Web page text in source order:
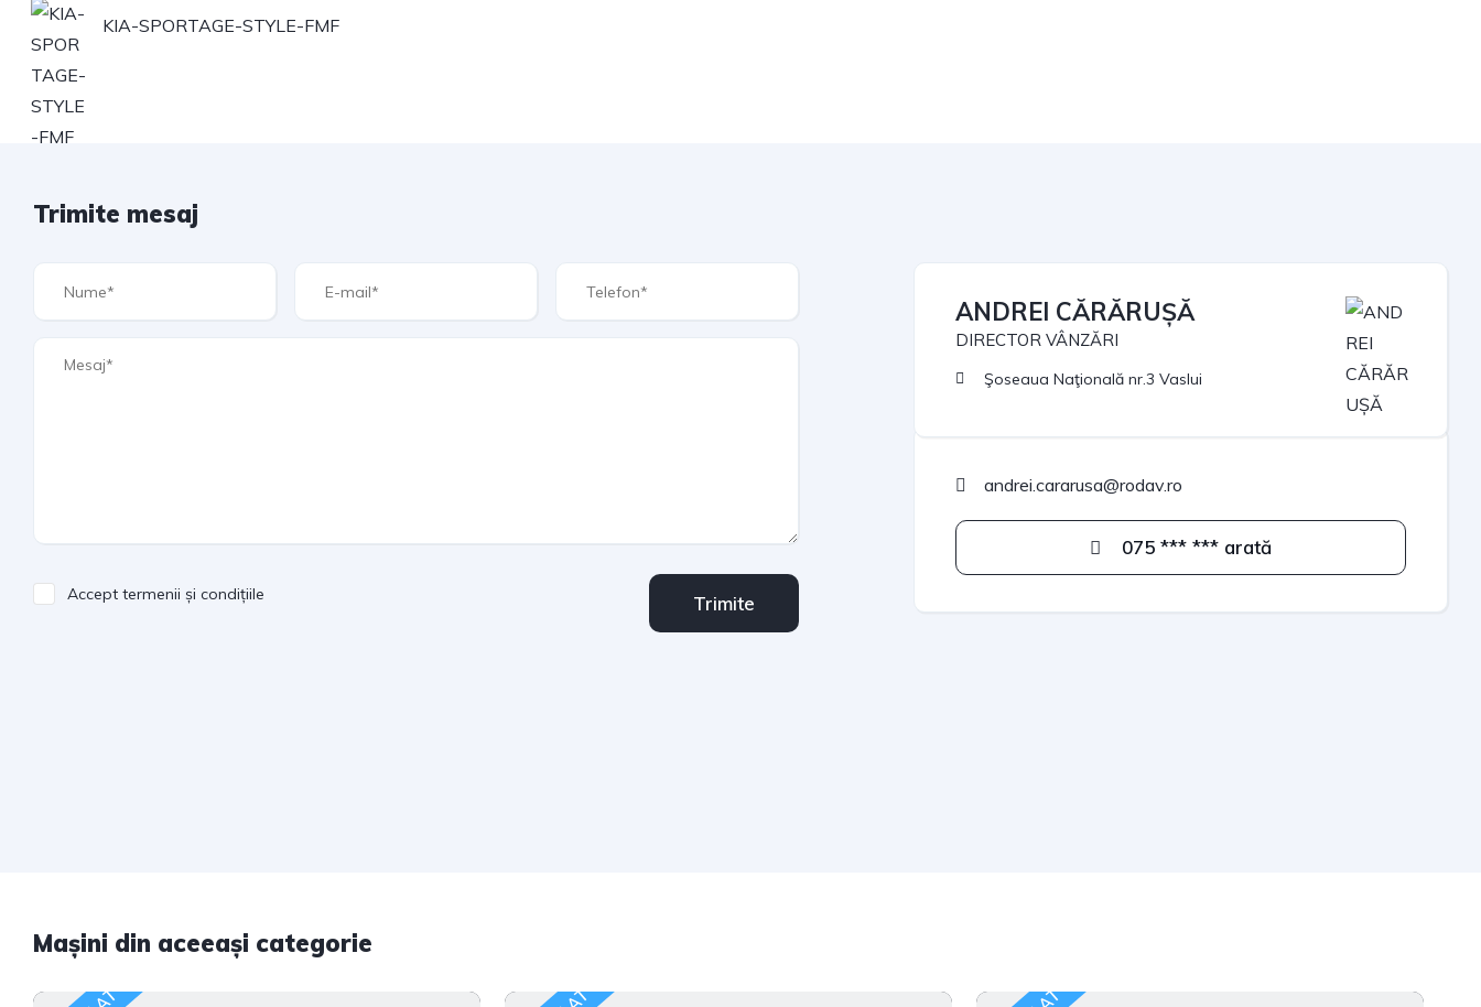
KIA-SPORTAGE-STYLE-FMF
Trimite mesaj
Accept termenii și condițiile Trimite
ANDREI CĂRĂRUȘĂ
DIRECTOR VÂNZĂRI
Şoseaua Naţională nr.3 Vaslui
andrei.cararusa@rodav.ro
075 *** *** arată
Mașini din aceeași categorie